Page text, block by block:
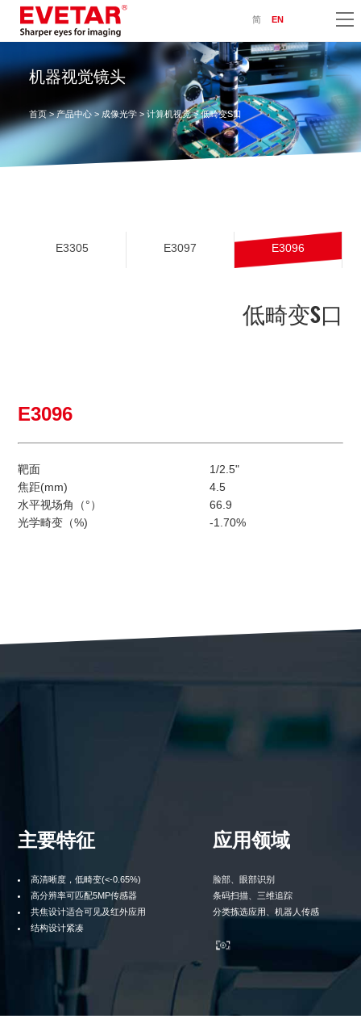
简 EN
机器视觉镜头
首页>产品中心> 成像光学> 计算机视觉> 低畸变S口
E3305 E3097 E3096
低畸变S口
E3096
靶面
1/2.5"
焦距(mm)
4.5
水平视场角（°）
66.9
光学畸变（%)
-1.70%
主要特征
高清晰度，低畸变(<-0.65%)
高分辨率可匹配5MP传感器
共焦设计适合可见及红外应用
结构设计紧凑
应用领域
脸部、眼部识别
条码扫描、三维追踪
分类拣选应用、机器人传感